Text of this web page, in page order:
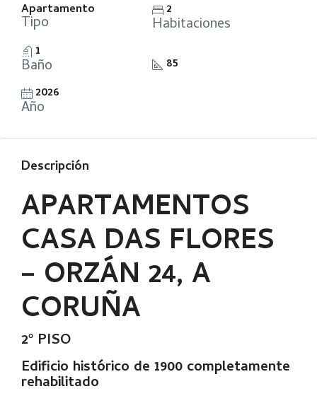
Apartamento
Tipo
2
Habitaciones
1
Baño
85
2026
Año
Descripción
APARTAMENTOS
CASA DAS FLORES
– ORZÁN 24, A
CORUÑA
2º PISO
Edificio histórico de 1900 completamente
rehabilitado